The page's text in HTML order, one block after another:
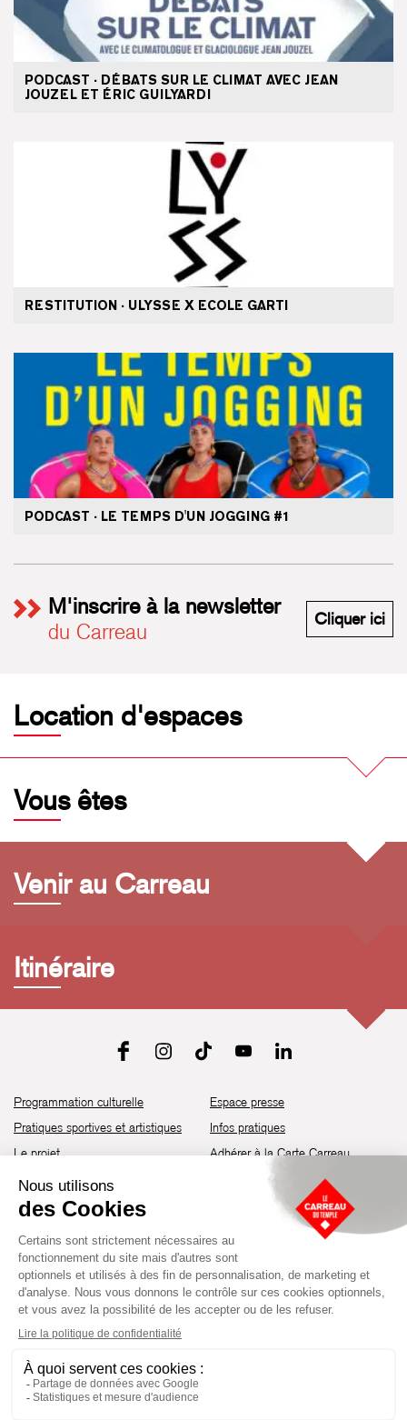
PODCAST · DÉBATS SUR LE CLIMAT AVEC JEAN
JOUZEL ET ÉRIC GUILYARDI
RESTITUTION · ULYSSE X ECOLE GARTI
PODCAST · LE TEMPS D'UN JOGGING #1
M'inscrire à la newsletter
du Carreau
Cliquer ici
Location d'espaces
Vous êtes
Venir au Carreau
Itinéraire
Programmation culturelle
Pratiques sportives et artistiques
Le projet
Brochure de saison 25-26
Découvrir les espaces
Devenir partenaire
Espace presse
Infos pratiques
Adhérer à la Carte Carreau
Guide d’accessibilité
Établissement culturel et sportif à l’architecture industrielle de la fin du
XIXème siècle, le Carreau du Temple fut réhabilité en 2014 par la Ville
artistiques, culturels et sportifs, à travers une programmation éclectique